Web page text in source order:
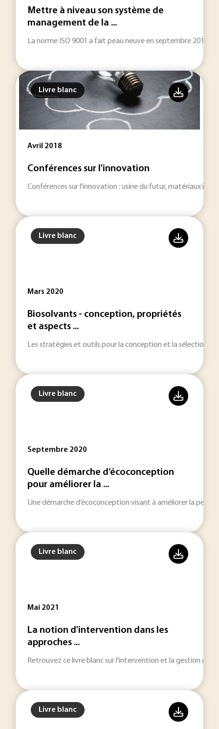
Mettre à niveau son système de
management de la ...
La norme ISO 9001 a fait peau neuve en septembre 2015
Livre blanc
Avril 2018
Conférences sur l'innovation
Conférences sur l'innovation : usine du futur, matériaux
Livre blanc
Mars 2020
Biosolvants - conception, propriétés
et aspects ...
Les stratégies et outils pour la conception et la sélection
Livre blanc
Septembre 2020
Quelle démarche d’écoconception
pour améliorer la ...
Une démarche d’écoconception visant à améliorer la
Livre blanc
Mai 2021
La notion d'intervention dans les
approches ...
Retrouvez ce livre blanc sur l'intervention et la gestion des
Livre blanc